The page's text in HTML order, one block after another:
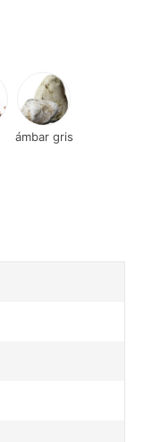
ámbar gris